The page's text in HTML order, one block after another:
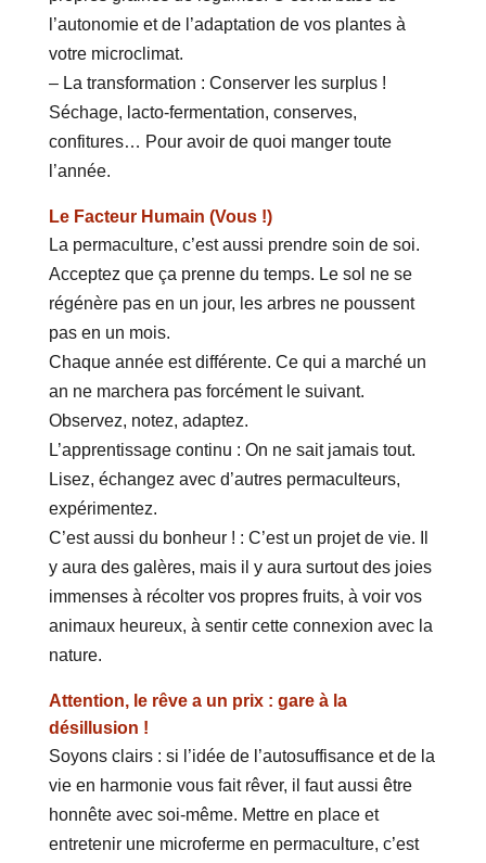
l’autonomie et de l’adaptation de vos plantes à
votre microclimat.
– La transformation : Conserver les surplus !
Séchage, lacto-fermentation, conserves,
confitures… Pour avoir de quoi manger toute
l’année.
Le Facteur Humain (Vous !)
La permaculture, c’est aussi prendre soin de soi.
Acceptez que ça prenne du temps. Le sol ne se
régénère pas en un jour, les arbres ne poussent
pas en un mois.
Chaque année est différente. Ce qui a marché un
an ne marchera pas forcément le suivant.
Observez, notez, adaptez.
L’apprentissage continu : On ne sait jamais tout.
Lisez, échangez avec d’autres permaculteurs,
expérimentez.
C’est aussi du bonheur ! : C’est un projet de vie. Il
y aura des galères, mais il y aura surtout des joies
immenses à récolter vos propres fruits, à voir vos
animaux heureux, à sentir cette connexion avec la
nature.
Attention, le rêve a un prix : gare à la
désillusion !
Soyons clairs : si l’idée de l’autosuffisance et de la
vie en harmonie vous fait rêver, il faut aussi être
honnête avec soi-même. Mettre en place et
entretenir une microferme en permaculture, c’est